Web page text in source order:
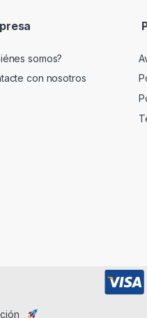
somos?
con nosotros